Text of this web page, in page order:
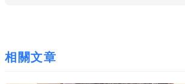
相關文章